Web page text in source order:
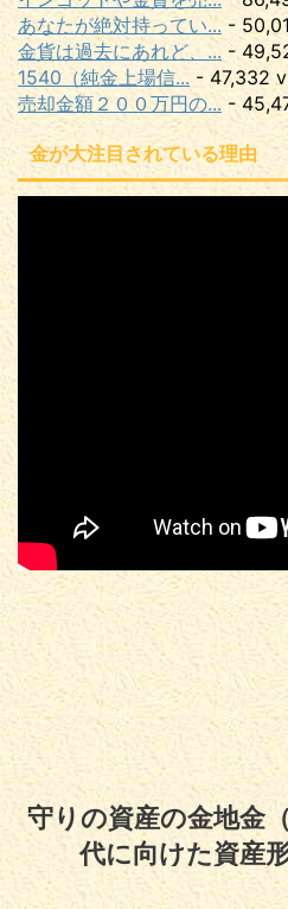
あなたが絶対持ってい... -
金貨は過去にあれど、... -
1540（純金上場信... - 47,332
売却金額２００万円の... -
金が大注目されている理由
守りの資産の金地金
代に向けた資産